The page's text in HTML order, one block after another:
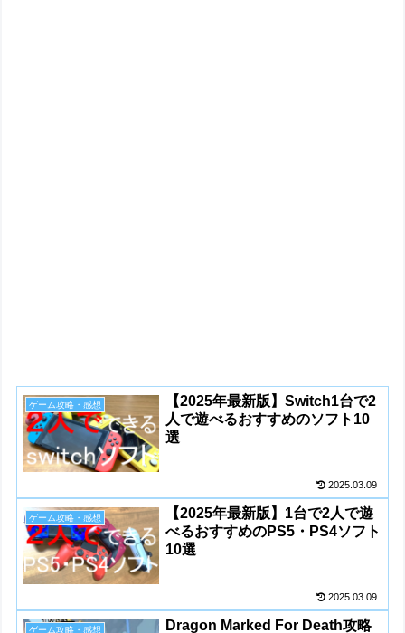
ゲーム攻略・感想
【2025年最新版】Switch1台で2
人で遊べるおすすめのソフト10
選
2025.03.09
ゲーム攻略・感想
【2025年最新版】1台で2人で遊
べるおすすめのPS5・PS4ソフト
10選
2025.03.09
ゲーム攻略・感想 Dragon Marked For Death攻略